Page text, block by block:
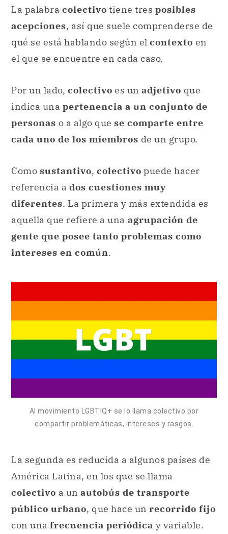
La palabra colectivo tiene tres posibles
acepciones, así que suele comprenderse de
qué se está hablando según el contexto en
el que se encuentre en cada caso.
Por un lado, colectivo es un adjetivo que
indica una pertenencia a un conjunto de
personas o a algo que se comparte entre
cada uno de los miembros de un grupo.
Como sustantivo, colectivo puede hacer
referencia a dos cuestiones muy
diferentes. La primera y más extendida es
aquella que refiere a una agrupación de
gente que posee tanto problemas como
intereses en común.
Al movimiento LGBTIQ+ se lo llama colectivo por
compartir problemáticas, intereses y rasgos.
La segunda es reducida a algunos países de
América Latina, en los que se llama
colectivo a un autobús de transporte
público urbano, que hace un recorrido fijo
con una frecuencia periódica y variable.